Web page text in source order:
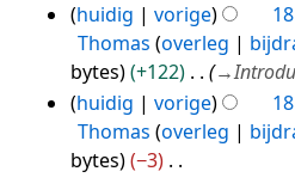
huidig
vorige
Thomas overleg
bytes
+122 →
huidig
vorige
Thomas overleg
bytes
−3